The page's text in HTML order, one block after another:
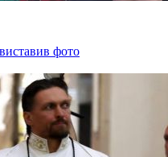
фото